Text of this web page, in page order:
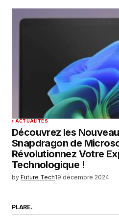
ACTUALITÉS
Découvrez les
Snapdragon de
Révolutionnez Votre
Technologique !
by Future Tech19 décembre 2024
PLARE.